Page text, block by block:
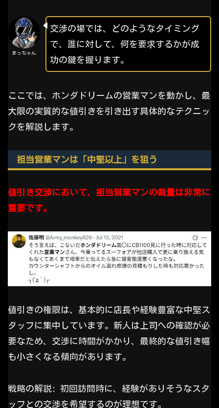
まっちゃん
交渉の場では、どのようなタイミング
で、誰に対して、何を要求するかが成
功の鍵を握ります。
ここでは、ホンダドリームの営業マンを動かし、最
大限の実質的な値引きを引き出す具体的なテクニッ
クを解説します。
担当営業マンは「中堅以上」を狙う
値引き交渉において、担当営業マンの裁量は非常に
重要です。
値引きの権限は、基本的に店長や経験豊富な中堅ス
タッフに集中しています。新人は上司への確認が必
要なため、交渉に時間がかかり、最終的な値引き幅
も小さくなる傾向があります。
戦略の解説: 初回訪問時に、経験がありそうなスタ
ッフとの交渉を希望するのが理想です。